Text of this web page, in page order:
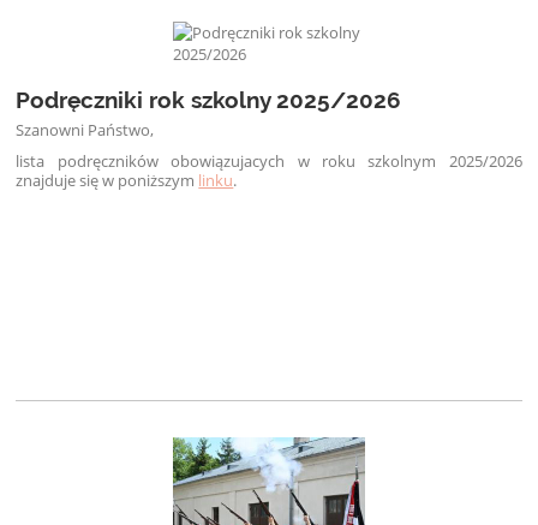
Podręczniki rok szkolny 2025/2026
Szanowni Państwo,
lista podręczników obowiązujacych w roku szkolnym 2025/2026
znajduje się w poniższym linku.